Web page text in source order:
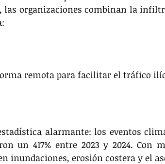
las organizaciones combinan la
remota para facilitar el tráfico
alarmante: los eventos
un 417% entre 2023 y 2024. Con
inundaciones, erosión costera y el